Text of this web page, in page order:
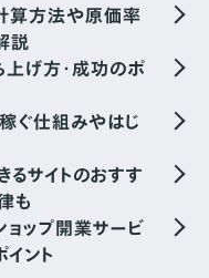
算方法や原価率
説
上げ方・成功のポ
ぐ仕組みやはじ
るサイトのおすす
も
ョップ開業サービ
ント